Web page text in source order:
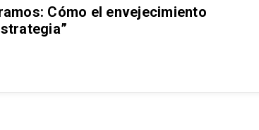
Cómo el envejecimiento